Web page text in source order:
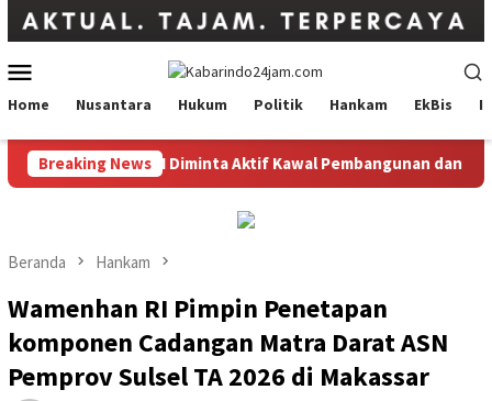
Loncat
Mobile
Home Nusantara Hukum Politik Hankam EkBis
Breaking News
GNPK RI Diminta Aktif Kawal Pembangunan dan
Beranda Hankam
Wamenhan RI Pimpin Penetapan
komponen Cadangan Matra Darat ASN
Pemprov Sulsel TA 2026 di Makassar